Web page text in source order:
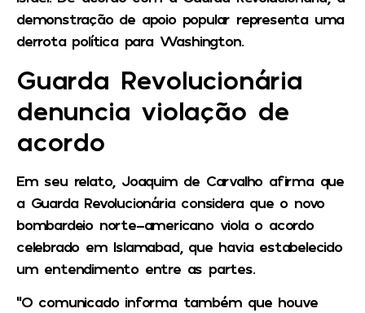
demonstração de apoio popular representa uma
derrota política para Washington.
Guarda Revolucionária
denuncia violação de
acordo
Em seu relato, Joaquim de Carvalho afirma que
a Guarda Revolucionária considera que o novo
bombardeio norte-americano viola o acordo
celebrado em Islamabad, que havia estabelecido
um entendimento entre as partes.
“O comunicado informa também que houve